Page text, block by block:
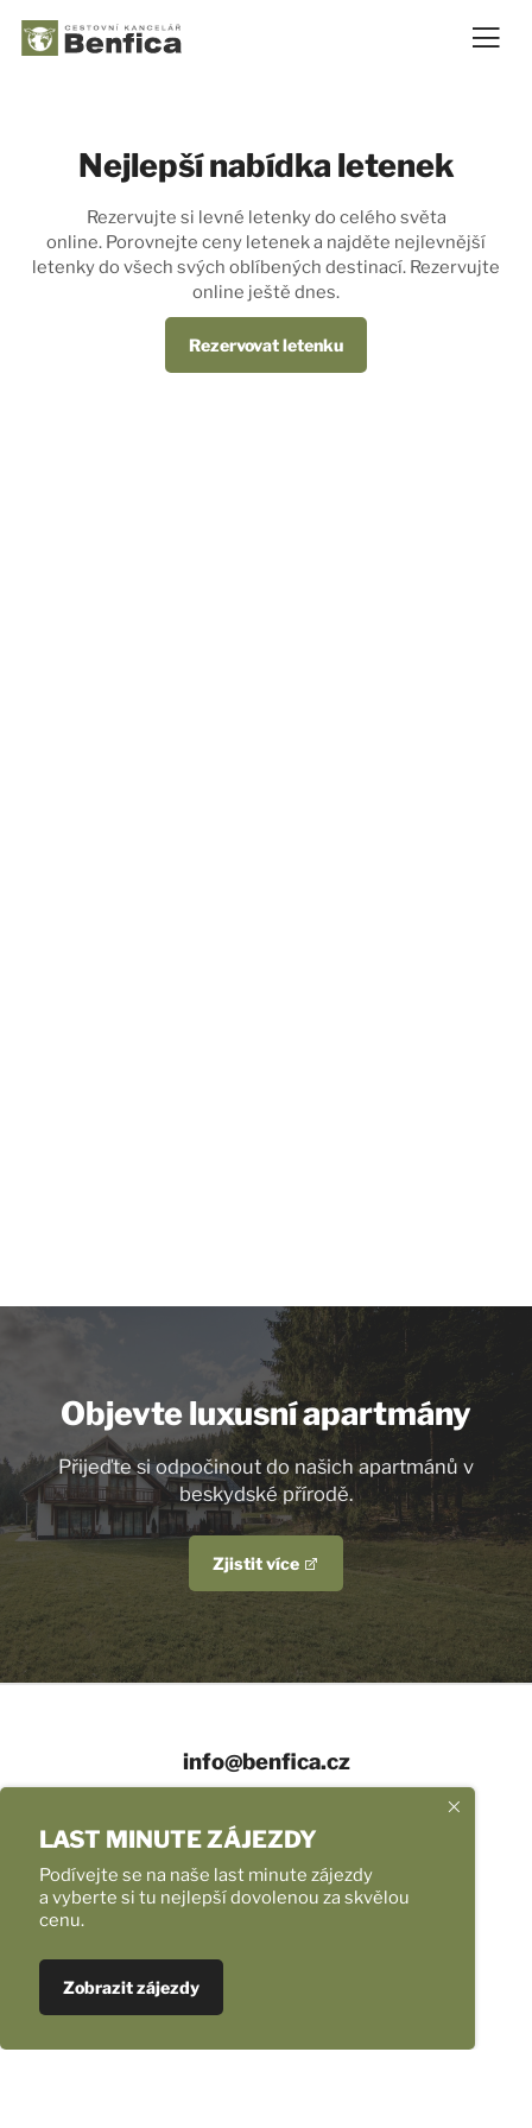
LAST MINUTE ZÁJEZDY
Podívejte se na naše last minute zájezdy
a vyberte si tu nejlepší dovolenou za skvělou
cenu.
Zobrazit zájezdy
Nejlepší nabídka letenek
Rezervujte si levné letenky do celého světa
online. Porovnejte ceny letenek a najděte nejlevnější
letenky do všech svých oblíbených destinací. Rezervujte
online ještě dnes.
Rezervovat letenku
Objevte luxusní apartmány
Přijeďte si odpočinout do našich apartmánů v
beskydské přírodě.
Zjistit více
info@benfica.cz
Provozní doba
Ubytování v Chorvatsku NOVINKA